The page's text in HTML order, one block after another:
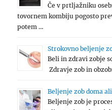
Če v prtljažniku
tovornem kombiju pogosto
potem …
Strokovno beljenje
Beli in zdravi zobje
Zdravje zob in
Beljenje zob doma
Beljenje zob je